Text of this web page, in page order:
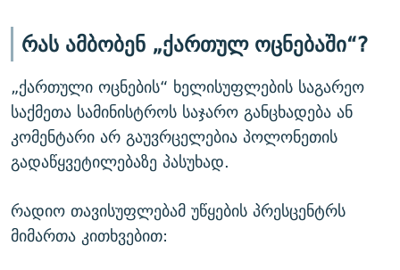
რას ამბობენ „ქართულ ოცნებაში“?
„ქართული ოცნების“ ხელისუფლების საგარეო
საქმეთა სამინისტროს საჯარო განცხადება ან
კომენტარი არ გაუვრცელებია პოლონეთის
გადაწყვეტილებაზე პასუხად.
რადიო თავისუფლებამ უწყების პრესცენტრს
მიმართა კითხვებით: